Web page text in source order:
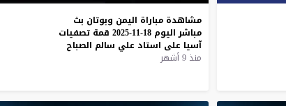
مشاهدة مباراة اليمن وبوتان بث
مباشر اليوم 18-11-2025 قمة تصفيات
آسيا على استاد علي سالم الصباح
منذ 9 أشهر